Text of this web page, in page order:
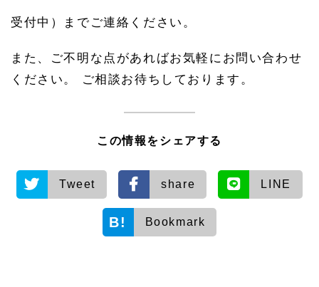
受付中）までご連絡ください。
また、ご不明な点があればお気軽にお問い合わせ
ください。 ご相談お待ちしております。
この情報をシェアする
Tweet share LINE
Bookmark